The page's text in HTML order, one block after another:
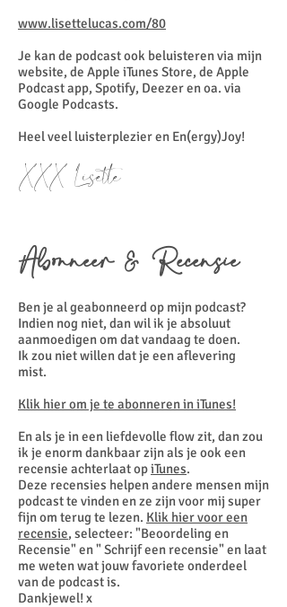
www.lisettelucas.com/80
Je kan de podcast ook beluisteren via mijn
website, de Apple iTunes Store, de Apple
Podcast app, Spotify, Deezer en oa. via
Google Podcasts.
Heel veel luisterplezier en En(ergy)Joy!
XXX Lisette
Abonneer & Recensie
Ben je al geabonneerd op mijn podcast?
Indien nog niet, dan wil ik je absoluut
aanmoedigen om dat vandaag te doen.
Ik zou niet willen dat je een aflevering
mist.
Klik hier om je te abonneren in iTunes!
En als je in een liefdevolle flow zit, dan zou
ik je enorm dankbaar zijn als je ook een
recensie achterlaat opiTunes.
Deze recensies helpen andere mensen mijn
podcast te vinden en ze zijn voor mij super
fijn om terug te lezen. Klik hier voor een
recensie, selecteer: "Beoordeling en
Recensie" en " Schrijf een recensie" en laat
me weten wat jouw favoriete onderdeel
van de podcast is.
Dankjewel! x